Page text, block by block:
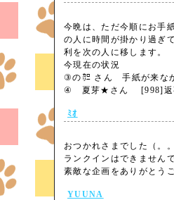
今晩は、ただ今順にお手
の人に時間が掛かり過ぎ
利を次の人に移します。
今現在の状況
③の㌍ さん 手紙が来な
④ 夏芽★さん [998]
ﾐｵ
おつかれさまでした（。
ランクインはできません
素敵な企画をありがと
YUUNA